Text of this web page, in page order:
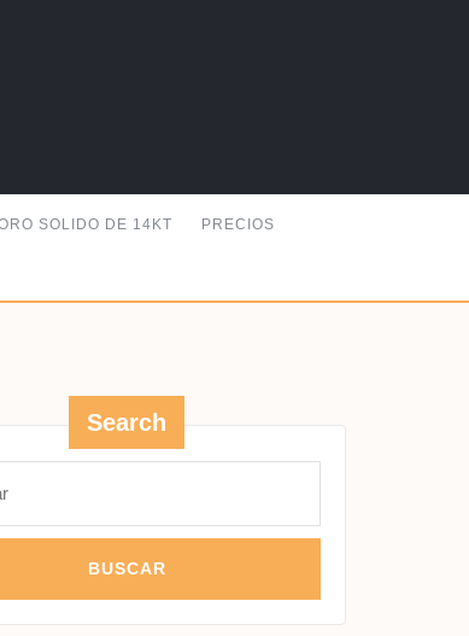
SOLIDO DE 14KT PRECIOS
Search